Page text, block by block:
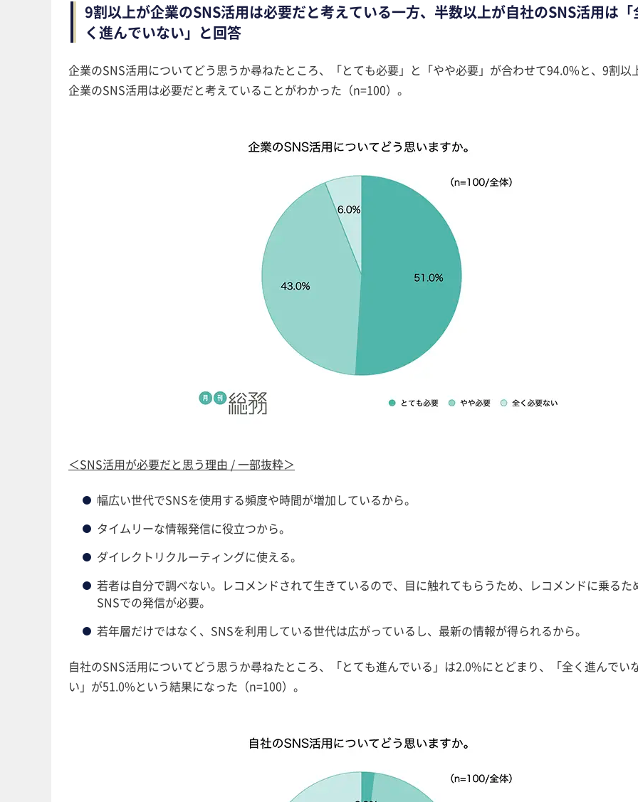
9割以上が企業のSNS活用は必要だと考えている一方、半数以上が自社のSNS活用は「
く進んでいない」と回答
企業のSNS活用についてどう思うか尋ねたところ、「とても必要」と「やや必要」が合わせて94.0%と、9割以
企業のSNS活用は必要だと考えていることがわかった（n=100）。
＜SNS活用が必要だと思う理由 / 一部抜粋＞
幅広い世代でSNSを使用する頻度や時間が増加しているから。
タイムリーな情報発信に役立つから。
ダイレクトリクルーティングに使える。
若者は自分で調べない。レコメンドされて生きているので、目に触れてもらうため、レコメンドに乗るた
SNSでの発信が必要。
若年層だけではなく、SNSを利用している世代は広がっているし、最新の情報が得られるから。
自社のSNS活用についてどう思うか尋ねたところ、「とても進んでいる」は2.0%にとどまり、「全く進んでい
い」が51.0%という結果になった（n=100）。